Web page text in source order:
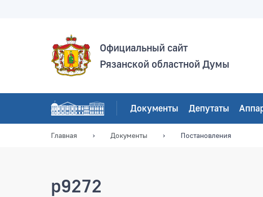
Официальный сайт
Рязанской областной Думы
Документы Депутаты
Главная Документы Постановления
p9272